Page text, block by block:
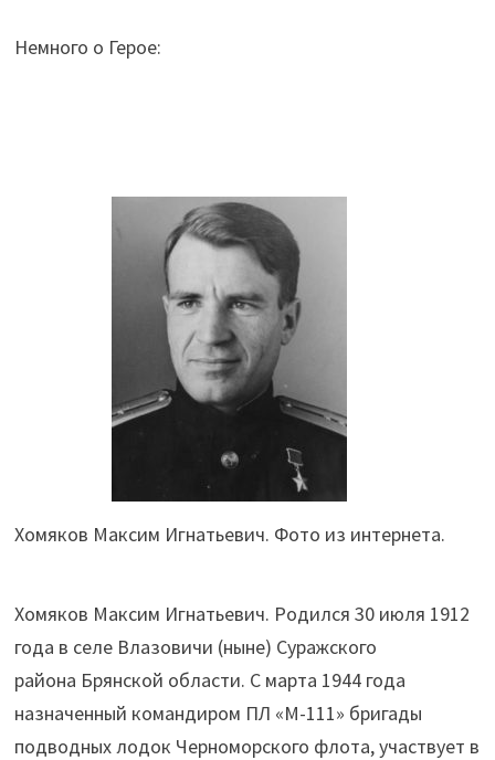
Немного о Герое:
Хомяков Максим Игнатьевич. Фото из интернета.
Хомяков Максим Игнатьевич. Родился 30 июля 1912
года в селе Влазовичи (ныне) Суражского
района Брянской области. С марта 1944 года
назначенный командиром ПЛ «М-111» бригады
подводных лодок Черноморского флота, участвует в